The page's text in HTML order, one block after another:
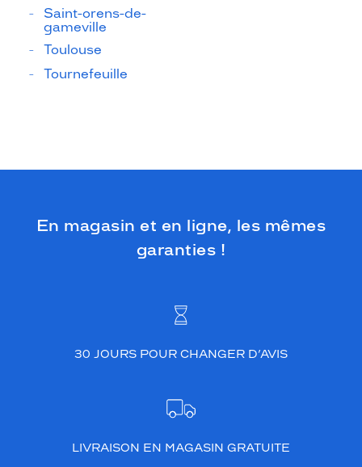
Saint-orens-de-
gameville
Toulouse
Tournefeuille
En magasin et en ligne, les mêmes
garanties !
30 JOURS POUR CHANGER D’AVIS
LIVRAISON EN MAGASIN GRATUITE